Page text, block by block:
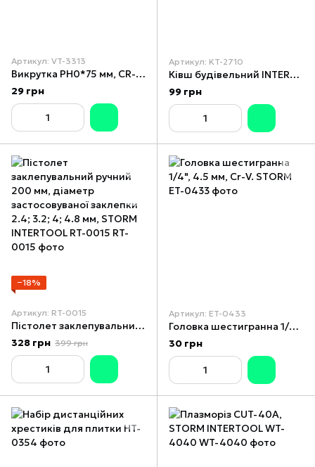
Артикул: VT-3313
Викрутка PH0*75 мм, CR-V INTERTOOL VT-3313
29 грн
Артикул: KT-2710
Ківш будівельний INTERTOOL KT-2710
99 грн
−18%
Артикул: RT-0015
Пістолет заклепувальний ручний 200 мм, діаметр застосовуваної заклепки 2.4; 3.2; 4; 4.8 мм, STORM INTERTOOL RT-0015
328 грн 399 грн
Артикул: ET-0433
Головка шестигранна 1/4", 4.5 мм, Cr-V. STORM
30 грн